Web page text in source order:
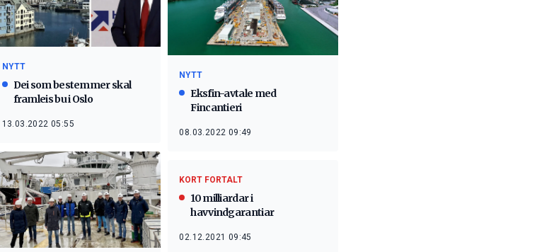
NYTT
Dei som bestemmer skal
framleis bu i Oslo
13.03.2022 05:55
NYTT
Eksfin-avtale med
Fincantieri
08.03.2022 09:49
KORT FORTALT
10 milliardar i
havvindgarantiar
02.12.2021 09:45